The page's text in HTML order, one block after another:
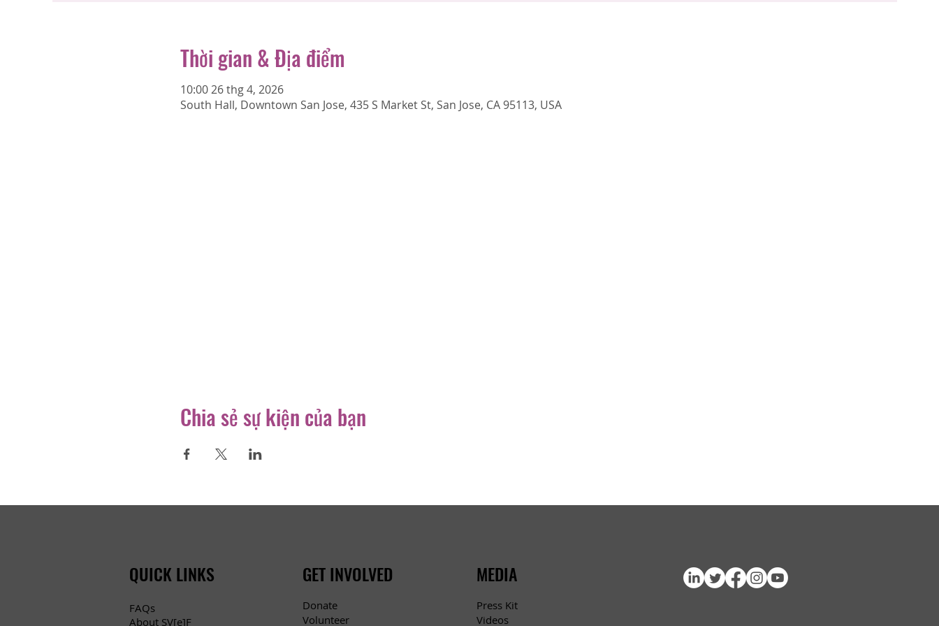
Thời gian & Địa điểm
10:00 26 thg 4, 2026
South Hall, Downtown San Jose, 435 S Market St, San Jose, CA 95113, USA
Chia sẻ sự kiện của bạn
QUICK LINKS
FAQs
About SV[e]F
GET INVOLVED
Donate
Volunteer
MEDIA
Press Kit
Videos